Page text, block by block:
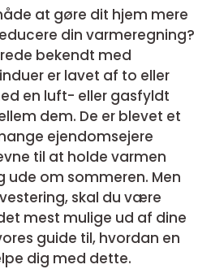
at gøre dit hjem mere
din varmeregning?
bekendt med
er lavet af to eller
en luft- eller gasfyldt
dem. De er blevet et
ejendomsejere
til at holde varmen
ude om sommeren. Men
skal du være
mest mulige ud af dine
guide til, hvordan en
dig med dette.